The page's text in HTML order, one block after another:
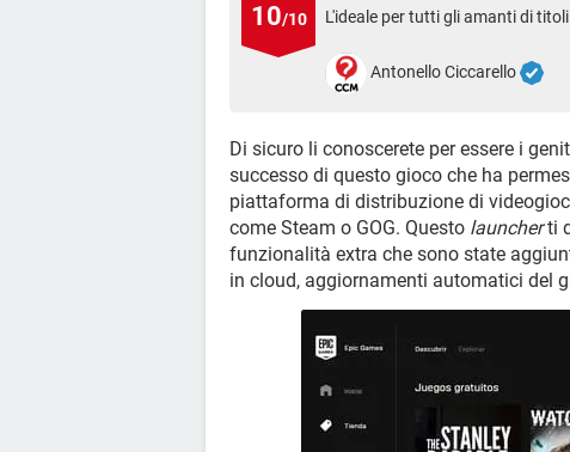
10/10 L'ideale per tutti gli amanti di
Antonello Ciccarello
Di sicuro li conoscerete per essere i
successo di questo gioco che ha
piattaforma di distribuzione di
come Steam o GOG. Questo launcherti
funzionalità extra che sono state
in cloud, aggiornamenti automatici del